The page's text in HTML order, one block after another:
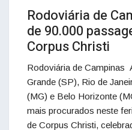
Rodoviária de
de 90.000
Corpus Christi
Rodoviária de Campinas
Grande (SP), Rio de
(MG) e Belo Horizonte
mais procurados neste
de Corpus Christi,